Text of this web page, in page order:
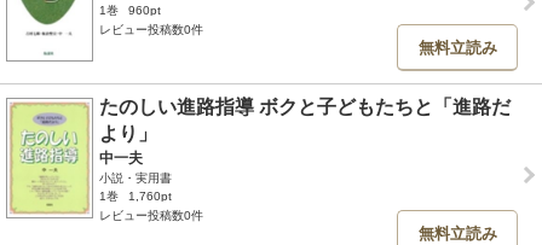
1巻
960pt
レビュー投稿数0件
無料立読み
たのしい進路指導 ボクと子どもたちと「進路だ
より」
中一夫
小説・実用書
1巻
1,760pt
レビュー投稿数0件
無料立読み